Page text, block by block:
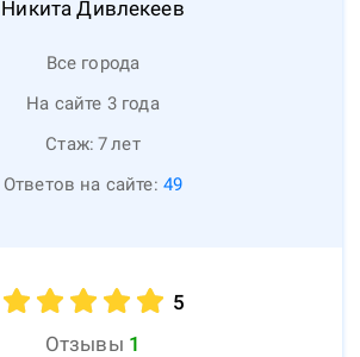
Никита Дивлекеев
Все города
На сайте 3 года
Стаж: 7лет
Ответов на сайте: 49
5
Отзывы 1